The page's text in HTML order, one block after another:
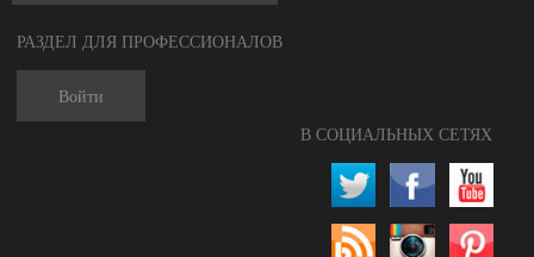
РАЗДЕЛ ДЛЯ ПРОФЕССИОНАЛОВ
Войти
В СОЦИАЛЬНЫХ СЕТЯХ